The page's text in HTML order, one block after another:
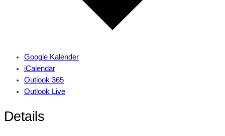
Google Kalender
iCalendar
Outlook 365
Outlook Live
Details